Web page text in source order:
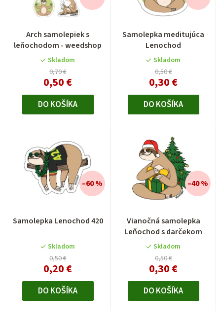
Arch samolepiek s
leňochodom - weedshop
Skladom
0,70 €
0,50 €
DO KOŠÍKA
Samolepka meditujúca
Lenochod
Skladom
0,50 €
0,30 €
DO KOŠÍKA
Samolepka Lenochod 420
Skladom
0,50 €
0,20 €
–60 %
DO KOŠÍKA
Vianočná samolepka
Leňochod s darčekom
Skladom
0,50 €
0,30 €
–40 %
DO KOŠÍKA